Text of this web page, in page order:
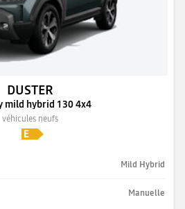
DUSTER
mild hybrid 130 4x4
véhicules neufs
Mild Hybrid
Manuelle